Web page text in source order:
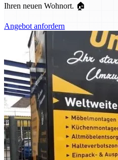
Ihren neuen Wohnort. 🏠
Angebot anfordern